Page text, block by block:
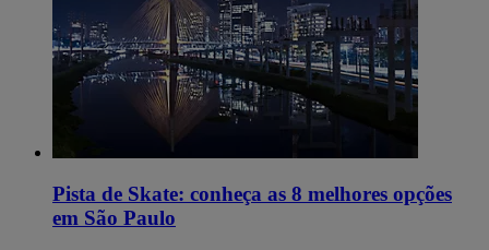
Pista de Skate: conheça as 8 melhores opções
em São Paulo